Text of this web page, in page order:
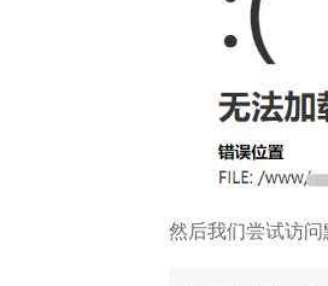
然后我们尝试访